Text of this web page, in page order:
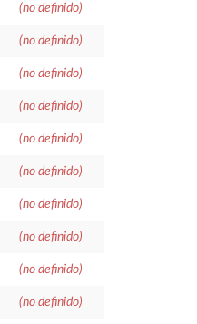
(no definido)
(no definido)
(no definido)
(no definido)
(no definido)
(no definido)
(no definido)
(no definido)
(no definido)
(no definido)